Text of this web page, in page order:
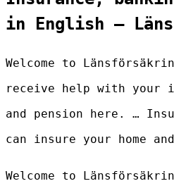
in English –
Welcome to
receive help with your
and pension here. …
can insure your home
Welcome to